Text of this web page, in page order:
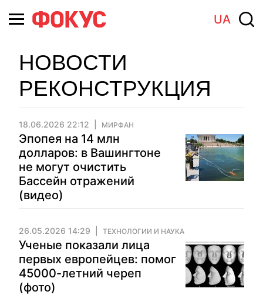
UA
НОВОСТИ
РЕКОНСТРУКЦИЯ
18.06.2026 22:12 МИРФАН
Эпопея на 14 млн
долларов: в Вашингтоне
не могут очистить
Бассейн отражений
(видео)
26.05.2026 14:29 ТЕХНОЛОГИИ И НАУКА
Ученые показали лица
первых европейцев: помог
45000-летний череп
(фото)